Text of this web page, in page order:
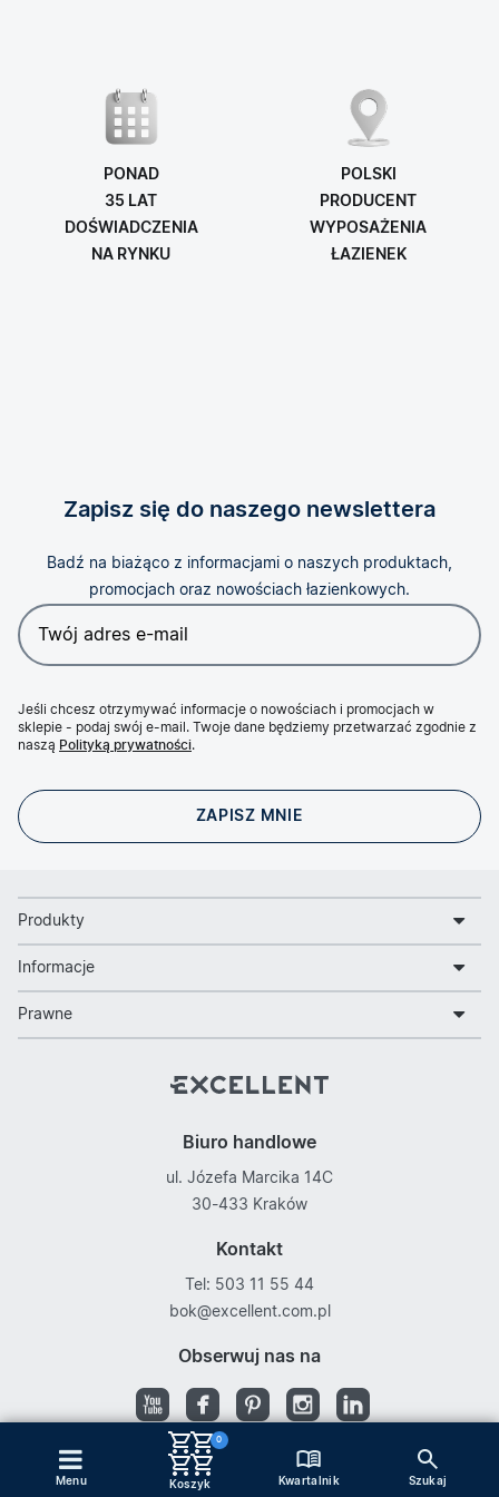
Menu
0
Koszyk Kwartalnik Szukaj
PONAD
35 LAT
DOŚWIADCZENIA
NA RYNKU
POLSKI
PRODUCENT
WYPOSAŻENIA
ŁAZIENEK
Zapisz się do naszego newslettera
Badź na biażąco z informacjami o naszych produktach,
promocjach oraz nowościach łazienkowych.
Jeśli chcesz otrzymywać informacje o nowościach i promocjach w
sklepie - podaj swój e-mail. Twoje dane będziemy przetwarzać zgodnie z
naszą Polityką prywatności.
Produkty
Informacje
Prawne
Biuro handlowe
ul. Józefa Marcika 14C
30-433 Kraków
Kontakt
Tel: 503 11 55 44
bok@excellent.com.pl
Obserwuj nas na
Copyright © Excellent